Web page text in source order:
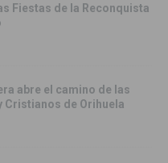
Fiestas de la Reconquista
abre el camino de las
Cristianos de Orihuela